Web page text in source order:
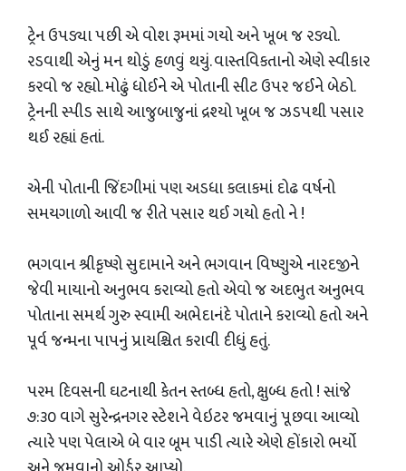
ટ્રેન ઉપડ્યા પછી એ વોશ રૂમમાં ગયો અને ખૂબ જ રડ્યો.
રડવાથી એનું મન થોડું હળવું થયું. વાસ્તવિકતાનો એણે સ્વીકાર
કરવો જ રહ્યો. મોઢું ધોઈને એ પોતાની સીટ ઉપર જઈને બેઠો.
ટ્રેનની સ્પીડ સાથે આજુબાજુનાં દ્રશ્યો ખૂબ જ ઝડપથી પસાર
થઈ રહ્યાં હતાં.
એની પોતાની જિંદગીમાં પણ અડધા કલાકમાં દોઢ વર્ષનો
સમયગાળો આવી જ રીતે પસાર થઈ ગયો હતો ને !
ભગવાન શ્રીકૃષ્ણે સુદામાને અને ભગવાન વિષ્ણુએ નારદજીને
જેવી માયાનો અનુભવ કરાવ્યો હતો એવો જ અદભુત અનુભવ
પોતાના સમર્થ ગુરુ સ્વામી અભેદાનંદે પોતાને કરાવ્યો હતો અને
પૂર્વ જન્મના પાપનું પ્રાયશ્ચિત કરાવી દીધું હતું.
પરમ દિવસની ઘટનાથી કેતન સ્તબ્ધ હતો, ક્ષુબ્ધ હતો ! સાંજે
૭:૩૦ વાગે સુરેન્દ્રનગર સ્ટેશને વેઇટર જમવાનું પૂછવા આવ્યો
ત્યારે પણ પેલાએ બે વાર બૂમ પાડી ત્યારે એણે હોંકારો ભર્યો